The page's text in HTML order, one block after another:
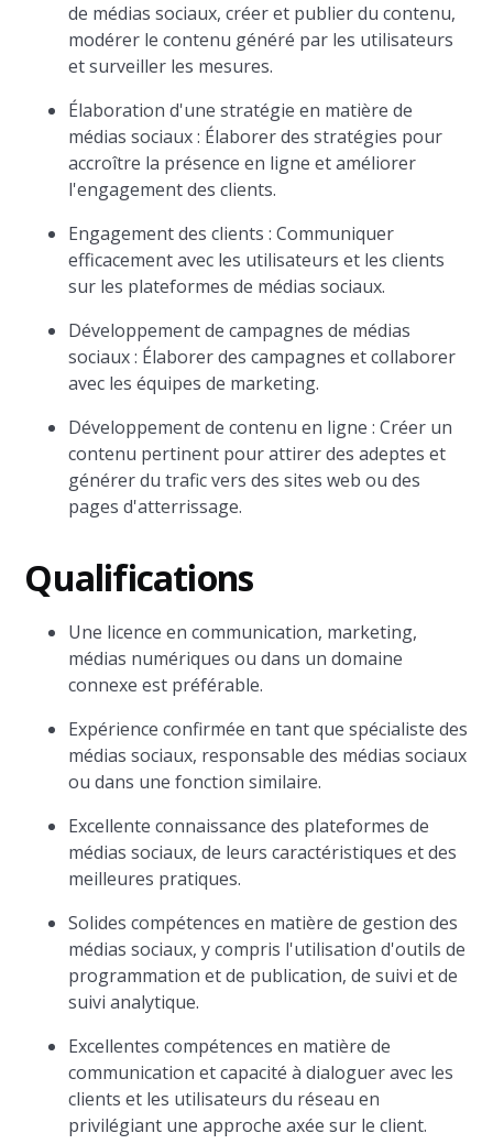
de médias sociaux, créer et publier du contenu,
modérer le contenu généré par les utilisateurs
et surveiller les mesures.
Élaboration d'une stratégie en matière de
médias sociaux : Élaborer des stratégies pour
accroître la présence en ligne et améliorer
l'engagement des clients.
Engagement des clients : Communiquer
efficacement avec les utilisateurs et les clients
sur les plateformes de médias sociaux.
Développement de campagnes de médias
sociaux : Élaborer des campagnes et collaborer
avec les équipes de marketing.
Développement de contenu en ligne : Créer un
contenu pertinent pour attirer des adeptes et
générer du trafic vers des sites web ou des
pages d'atterrissage.
Qualifications
Une licence en communication, marketing,
médias numériques ou dans un domaine
connexe est préférable.
Expérience confirmée en tant que spécialiste des
médias sociaux, responsable des médias sociaux
ou dans une fonction similaire.
Excellente connaissance des plateformes de
médias sociaux, de leurs caractéristiques et des
meilleures pratiques.
Solides compétences en matière de gestion des
médias sociaux, y compris l'utilisation d'outils de
programmation et de publication, de suivi et de
suivi analytique.
Excellentes compétences en matière de
communication et capacité à dialoguer avec les
clients et les utilisateurs du réseau en
privilégiant une approche axée sur le client.